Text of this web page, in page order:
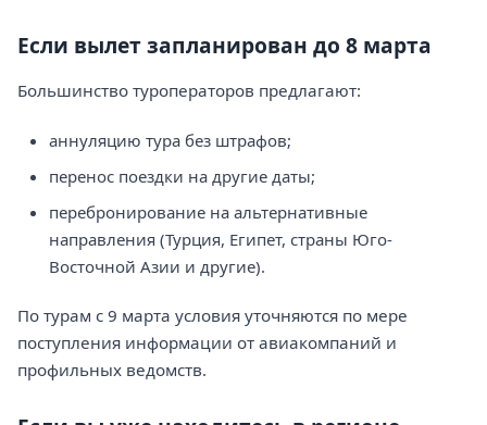
Если вылет запланирован до 8 марта
Большинство туроператоров предлагают:
аннуляцию тура без штрафов;
перенос поездки на другие даты;
перебронирование на альтернативные
направления (Турция, Египет, страны Юго-
Восточной Азии и другие).
По турам с 9 марта условия уточняются по мере
поступления информации от авиакомпаний и
профильных ведомств.